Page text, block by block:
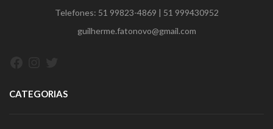
Telefones: 51 99823-4869 | 51 999430952
guilherme.fatonovo@gmail.com
CATEGORIAS